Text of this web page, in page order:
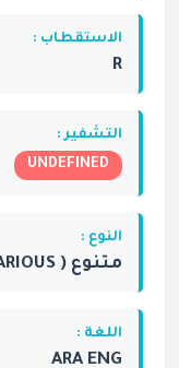
الاستقطاب :
R
التشفير :
UNDEFINED
النوع :
متنوع ( VARIOUS )
اللغة :
ARA ENG